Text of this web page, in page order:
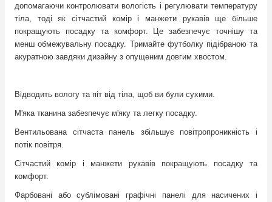
допомагаючи контролювати вологість і регулювати температуру
тіла, тоді як сітчастий комір і манжети рукавів ще більше
покращують посадку та комфорт. Це забезпечує точнішу та
менш обмежувальну посадку. Тримайте футболку підібраною та
акуратною завдяки дизайну з опущеним довгим хвостом.
Відводить вологу та піт від тіла, щоб ви були сухими.
М'яка тканина забезпечує м'яку та легку посадку.
Вентильована сітчаста панель збільшує повітропроникність і
потік повітря.
Сітчастий комір і манжети рукавів покращують посадку та
комфорт.
Фарбовані або сублімовані графічні панелі для насичених і